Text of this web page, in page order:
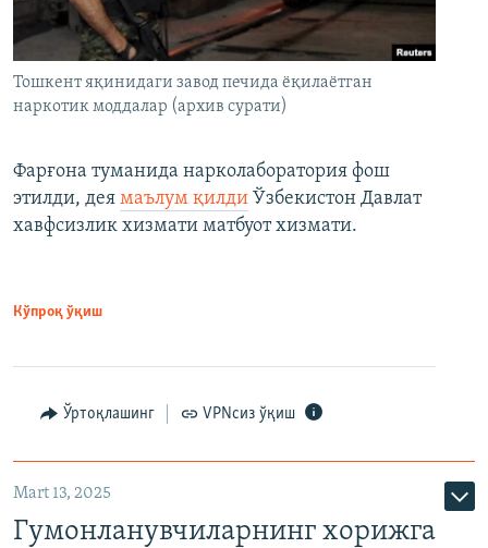
Тошкент яқинидаги завод печида ёқилаётган
наркотик моддалар (архив сурати)
Фарғона туманида нарколаборатория фош
этилди, дея маълум қилди Ўзбекистон Давлат
хавфсизлик хизмати матбуот хизмати.
Кўпроқ ўқиш
Ўртоқлашинг VPNсиз ўқиш
Mart 13, 2025
Гумонланувчиларнинг хорижга